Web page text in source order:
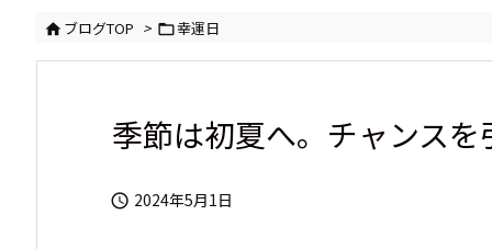
ブログTOP > 幸運日
季節は初夏へ。チャンス
 2024年5月1日